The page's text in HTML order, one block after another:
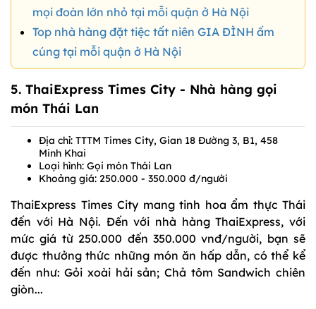
mọi đoàn lớn nhỏ tại mỗi quận ở Hà Nội
Top nhà hàng đặt tiệc tất niên GIA ĐÌNH ấm
cúng tại mỗi quận ở Hà Nội
5. ThaiExpress Times City - Nhà hàng gọi
món Thái Lan
Địa chỉ: TTTM Times City, Gian 18 Đường 3, B1, 458
Minh Khai
Loại hình: Gọi món Thái Lan
Khoảng giá: 250.000 - 350.000 đ/người
ThaiExpress Times City mang tinh hoa ẩm thực Thái
đến với Hà Nội. Đến với nhà hàng ThaiExpress, với
mức giá từ 250.000 đến 350.000 vnđ/người, bạn sẽ
được thưởng thức những món ăn hấp dẫn, có thể kể
đến như: Gỏi xoài hải sản; Chả tôm Sandwich chiên
giòn...